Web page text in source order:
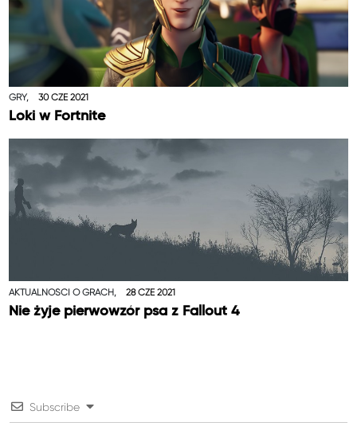
GRY, 30 CZE 2021
Loki w Fortnite
AKTUALNOŚCI O GRACH, 28 CZE 2021
Nie żyje pierwowzór psa z Fallout 4
Subscribe